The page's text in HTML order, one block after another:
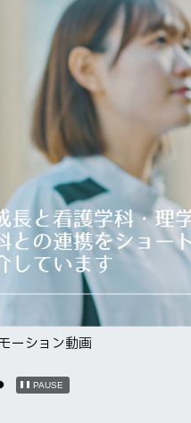
年特設サイト
PAUSE